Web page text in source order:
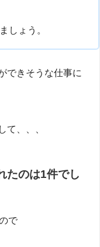
しょう。
できそうな仕事に
て、、、
たのは1件でし
で